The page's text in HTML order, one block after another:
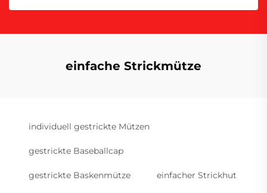
einfache Strickmütze
individuell gestrickte Mützen
gestrickte Baseballcap
gestrickte Baskenmütze einfacher Strickhut